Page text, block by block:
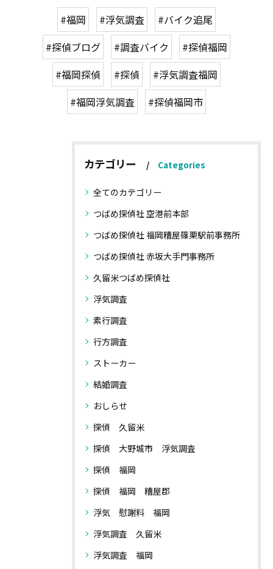
#福岡 #浮気調査
#バイク追尾
#探偵ブログ
#調査バイク
#探偵福岡
#福岡探偵
#探偵
#浮気調査福岡
#福岡浮気調査
#探偵福岡市
カテゴリー Categories
全てのカテゴリー
つばめ探偵社 空港前本部
つばめ探偵社 福岡糟屋篠栗駅前事務所
つばめ探偵社 赤坂大手門事務所
久留米つばめ探偵社
浮気調査
素行調査
行方調査
ストーカー
結婚調査
おしらせ
探偵 久留米
探偵 大野城市 浮気調査
探偵 福岡
探偵 福岡 糟屋郡
浮気 慰謝料 福岡
浮気調査 久留米
浮気調査 福岡